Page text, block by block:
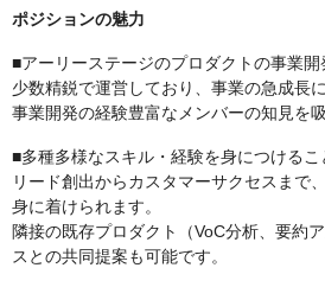
ポジションの魅力
■アーリーステージのプロダクトの事業
少数精鋭で運営しており、事業の急成長
事業開発の経験豊富なメンバーの知見を
■多種多様なスキル・経験を身につけるこ
リード創出からカスタマーサクセスまで
身に着けられます。
隣接の既存プロダクト（VoC分析、要約
スとの共同提案も可能です。